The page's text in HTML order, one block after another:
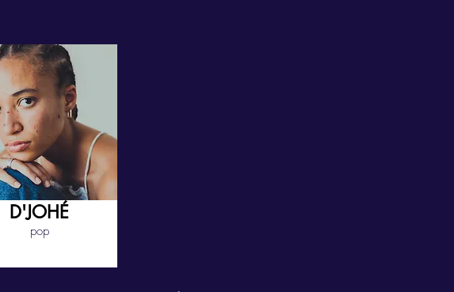
D'JOHÉ
pop